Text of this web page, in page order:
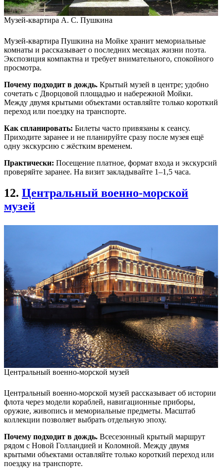
Музей-квартира А. С. Пушкина
Музей-квартира Пушкина на Мойке хранит мемориальные
комнаты и рассказывает о последних месяцах жизни поэта.
Экспозиция компактна и требует внимательного, спокойного
просмотра.
Почему подходит в дождь. Крытый музей в центре; удобно
сочетать с Дворцовой площадью и набережной Мойки.
Между двумя крытыми объектами оставляйте только короткий
переход или поездку на транспорте.
Как спланировать: Билеты часто привязаны к сеансу.
Приходите заранее и не планируйте сразу после музея ещё
одну экскурсию с жёстким временем.
Практически: Посещение платное, формат входа и экскурсий
проверяйте заранее. На визит закладывайте 1–1,5 часа.
12. Центральный военно-морской
музей
Центральный военно-морской музей
Центральный военно-морской музей рассказывает об истории
флота через модели кораблей, навигационные приборы,
оружие, живопись и мемориальные предметы. Масштаб
коллекции позволяет выбрать отдельную эпоху.
Почему подходит в дождь. Всесезонный крытый маршрут
рядом с Новой Голландией и Коломной. Между двумя
крытыми объектами оставляйте только короткий переход или
поездку на транспорте.